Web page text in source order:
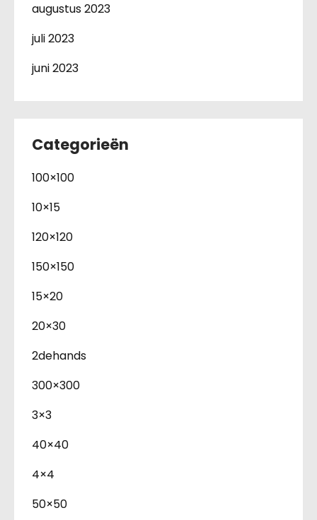
augustus 2023
juli 2023
juni 2023
Categorieën
100×100
10×15
120×120
150×150
15×20
20×30
2dehands
300×300
3×3
40×40
4×4
50×50